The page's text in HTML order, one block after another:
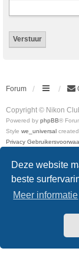
Deze website
beste
Meer informatie
Forum
Copyright © Nikon
Powered by phpBB®
Style we_universal
Privacy